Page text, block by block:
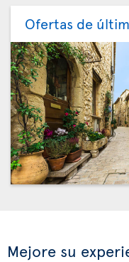
Ofertas de
Mejore su